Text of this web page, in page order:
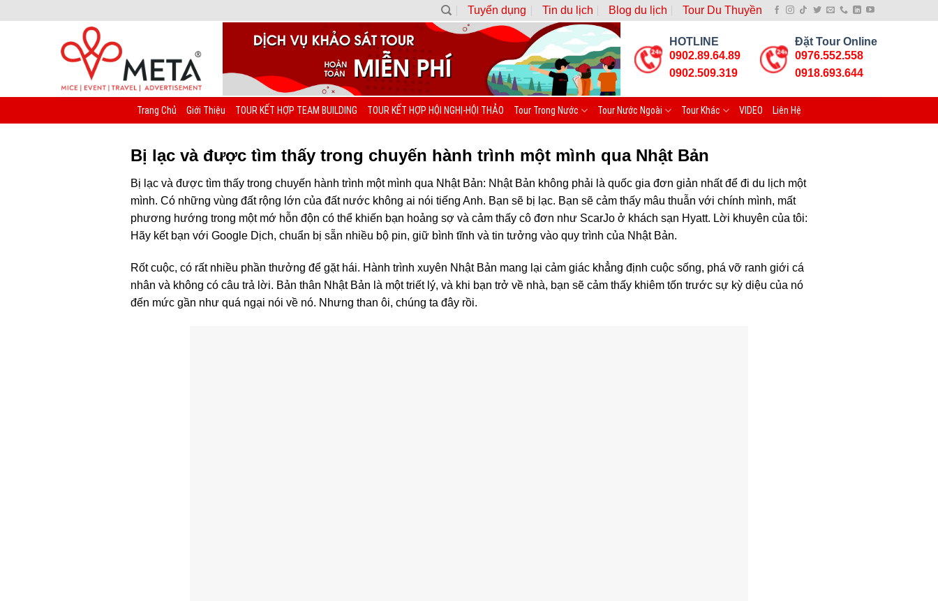
Tuyển dụng Tin du lịch Blog du lịch Tour Du Thuyền
HOTLINE
0902.89.64.89
0902.509.319
Đặt Tour Online
0976.552.558
0918.693.644
Trang Chủ Giới Thiệu TOUR KẾT HỢP TEAM BUILDING TOUR KẾT HỢP HỘI NGHỊ-HỘI THẢO Tour Trong Nước Tour Nước Ngoài Tour Khác VIDEO Liên Hệ
Bị lạc và được tìm thấy trong chuyến hành trình một mình qua Nhật Bản
Bị lạc và được tìm thấy trong chuyến hành trình một mình qua Nhật Bản: Nhật Bản không phải là quốc gia đơn giản nhất để đi du lịch một
mình. Có những vùng đất rộng lớn của đất nước không ai nói tiếng Anh. Bạn sẽ bị lạc. Bạn sẽ cảm thấy mâu thuẫn với chính mình, mất
phương hướng trong một mớ hỗn độn có thể khiến bạn hoảng sợ và cảm thấy cô đơn như ScarJo ở khách sạn Hyatt. Lời khuyên của tôi:
Hãy kết bạn với Google Dịch, chuẩn bị sẵn nhiều bộ pin, giữ bình tĩnh và tin tưởng vào quy trình của Nhật Bản.
Rốt cuộc, có rất nhiều phần thưởng để gặt hái. Hành trình xuyên Nhật Bản mang lại cảm giác khẳng định cuộc sống, phá vỡ ranh giới cá
nhân và không có câu trả lời. Bản thân Nhật Bản là một triết lý, và khi bạn trở về nhà, bạn sẽ cảm thấy khiêm tốn trước sự kỳ diệu của nó
đến mức gần như quá ngại nói về nó. Nhưng than ôi, chúng ta đây rồi.